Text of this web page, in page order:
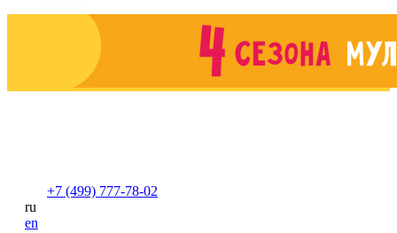
+7 (499) 777-78-02
ru
en